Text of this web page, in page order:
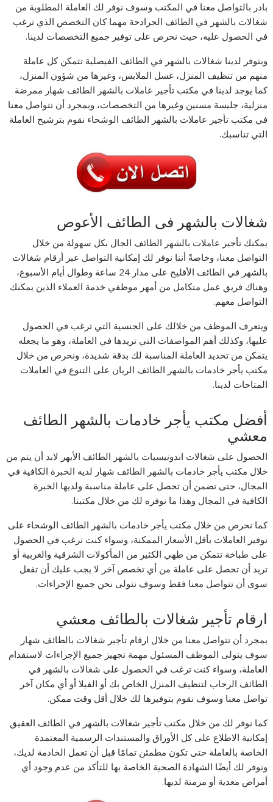
بادر بالتواصل معنا في المكتب وسوف نوفر لك العاملة المطلوبة من
شغالات بالشهر في الطائف الجرادحة مهما كان التخصص الذي ترغب
في الحصول عليه، حيث نحرص على توفير جميع التخصصات لدينا.
ويتوفر لدينا شغالات بالشهر في الطائف الفيصلية تتمكن كل عاملة
منهم من تنظيف المنزل، غسل الملابس، وغيرها من شؤون المنزل،
كما يوجد لدينا في مكتب تأجير عاملات بالشهر الطائف شهار ممرضة
منزلية، جليسة مسنين وغيرها من التخصصات، وبمجرد أن تتواصل معنا
في مكتب تأجير عاملات بالشهر الطائف الوشحاء نقوم بترشيح العاملة
التي تناسبك.
شغالات بالشهر فى الطائف الأعوص
يمكنك تأجير عاملات بالشهر الطائف الجال بكل سهولة من خلال
التواصل معنا، وخاصةً أننا نوفر لك إمكانية التواصل عبر أرقام شغالات
بالشهر في الطائف الأقليح على مدار 24 ساعة وطوال أيام الأسبوع،
وهناك فريق عمل متكامل من أمهر موظفي خدمة العملاء الذين يمكنك
التواصل معهم.
ويتعرف الموظف من خلالك على الجنسية التي ترغب في الحصول
عليها، وكذلك أهم المواصفات التي تريدها في العاملة، وهو ما يجعله
يتمكن من تحديد العاملة المناسبة لك بدقة شديدة، ونحرص من خلال
مكتب يأجر خادمات بالشهر الطائف الريان على التنوع في العاملات
المتاحات لدينا.
أفضل مكتب يأجر خادمات بالشهر الطائف
معشي
الحصول على شغالات اندونيسيات بالشهر الطائف الأبهر لابد أن يتم من
خلال مكتب يأجر خادمات بالشهر الطائف شهار لديه الخبرة الكافية في
المجال، حتى تضمن أن تحصل على عاملة مناسبة ولديها الخبرة
الكافية في المجال وهذا ما نوفره لك من خلال مكتبنا.
كما نحرص من خلال مكتب يأجر خادمات بالشهر الطائف الوشحاء على
توفير العاملات بأقل الأسعار الممكنة، وسواء كنت ترغب في الحصول
على طباخة تتمكن من طهي الكثير من المأكولات الشرقية والغربية أو
تريد أن تحصل على عاملة من أي تخصص آخر لا يجب عليك أن تفعل
سوى أن تتواصل معنا فقط وسوف نتولى نحن جميع الإجراءات.
ارقام تأجير شغالات بالطائف معشي
بمجرد أن تتواصل معنا من خلال ارقام تأجير شغالات بالطائف شهار
سوف يتولى الموظف المسئول مهمة تجهيز جميع الإجراءات لاستقدام
العاملة، وسواء كنت ترغب في الحصول على شغالات بالشهر في
الطائف الرحاب لتنظيف المنزل الخاص بك أو الفيلا أو أي مكان آخر
تواصل معنا وسوف نقوم بتوفيرها لك خلال أقل وقت ممكن.
كما نوفر لك من خلال مكتب تأجير شغالات بالشهر في الطائف العقيق
إمكانية الاطلاع على كل الأوراق والمستندات الرسمية المعتمدة
الخاصة بالعاملة حتى تكون مطمئن تمامًا قبل أن تعمل الخادمة لديك،
ونوفر لك أيضًا الشهادة الصحية الخاصة بها للتأكد من عدم وجود أي
أمراض معدية أو مزمنة لديها.